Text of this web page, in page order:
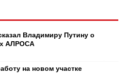
Владимиру Путину о
АЛРОСА
на новом участке